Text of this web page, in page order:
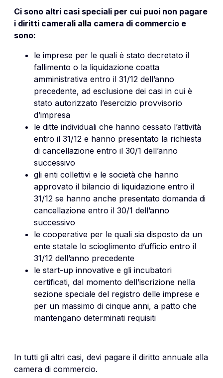
Ci sono altri casi speciali per cui puoi non pagare
i diritti camerali alla camera di commercio e
sono:
le imprese per le quali è stato decretato il
fallimento o la liquidazione coatta
amministrativa entro il 31/12 dell’anno
precedente, ad esclusione dei casi in cui è
stato autorizzato l’esercizio provvisorio
d’impresa
le ditte individuali che hanno cessato l’attività
entro il 31/12 e hanno presentato la richiesta
di cancellazione entro il 30/1 dell’anno
successivo
gli enti collettivi e le società che hanno
approvato il bilancio di liquidazione entro il
31/12 se hanno anche presentato domanda di
cancellazione entro il 30/1 dell’anno
successivo
le cooperative per le quali sia disposto da un
ente statale lo scioglimento d’ufficio entro il
31/12 dell’anno precedente
le start-up innovative e gli incubatori
certificati, dal momento dell’iscrizione nella
sezione speciale del registro delle imprese e
per un massimo di cinque anni, a patto che
mantengano determinati requisiti
In tutti gli altri casi, devi pagare il diritto annuale alla
camera di commercio.